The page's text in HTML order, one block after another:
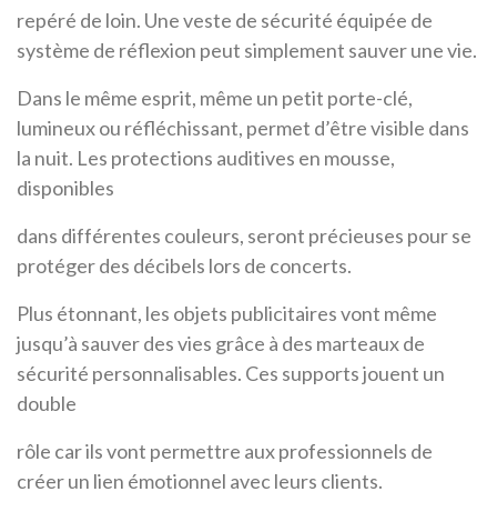
repéré de loin. Une veste de sécurité équipée de
système de réflexion peut simplement sauver une vie.
Dans le même esprit, même un petit porte-clé,
lumineux ou réfléchissant, permet d’être visible dans
la nuit. Les protections auditives en mousse,
disponibles
dans différentes couleurs, seront précieuses pour se
protéger des décibels lors de concerts.
Plus étonnant, les objets publicitaires vont même
jusqu’à sauver des vies grâce à des marteaux de
sécurité personnalisables. Ces supports jouent un
double
rôle car ils vont permettre aux professionnels de
créer un lien émotionnel avec leurs clients.